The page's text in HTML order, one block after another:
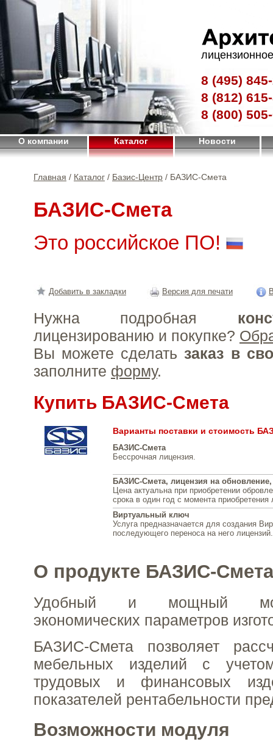
8 (495)
8 (812)
8 (800)
О компании Каталог Новости
Главная / Каталог / Базис-Центр / БАЗИС-Смета
БАЗИС-Смета
Это российское ПО!
Добавить в закладки Версия для печати
Нужна подробная
лицензированию и покупке?
Вы можете сделать заказ в
заполните форму.
Купить БАЗИС-Смета
Варианты поставки и стоимость
БАЗИС-Смета
Бессрочная лицензия.
БАЗИС-Смета, лицензия на обновление,
Цена актуальна при приобретении
срока в один год с момента приобретения
Виртуальный ключ
Услуга предназначается для создания
последующего переноса на него лицензий.
О продукте БАЗИС-Смета
Удобный и мощный
экономических параметров
БАЗИС-Смета позволяет
мебельных изделий с
трудовых и финансовых
показателей рентабельности
Возможности модуля